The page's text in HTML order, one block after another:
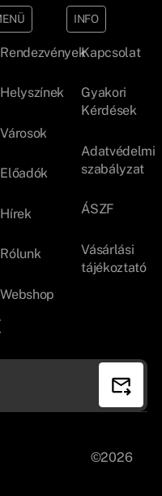
Rendezvények
Helyszínek
Városok
Előadók
Hírek
Rólunk
Webshop
INFO
Kapcsolat
Gyakori
Kérdések
Adatvédelmi
szabályzat
ÁSZF
Vásárlási
tájékoztató
©2026